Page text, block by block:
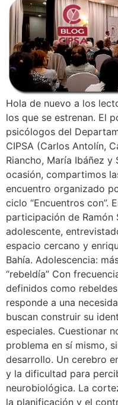
Hola de nuevo a los
los que se estrenan. El
psicólogos del
CIPSA (Carlos Antolín,
Riancho, María Ibáñez
ocasión, compartimos
encuentro organizado
ciclo “Encuentros con”.
participación de
adolescente,
espacio cercano y
Bahía. Adolescencia:
“rebeldía” Con
definidos como
responde a una
buscan construir su
especiales. Cuestionar
problema en sí mismo,
desarrollo. Un cerebro
y la dificultad para
neurobiológica. La
la planificación y el